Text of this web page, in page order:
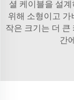
셜 케이블을 설
위해 소형이고
작은 크기는 더
간